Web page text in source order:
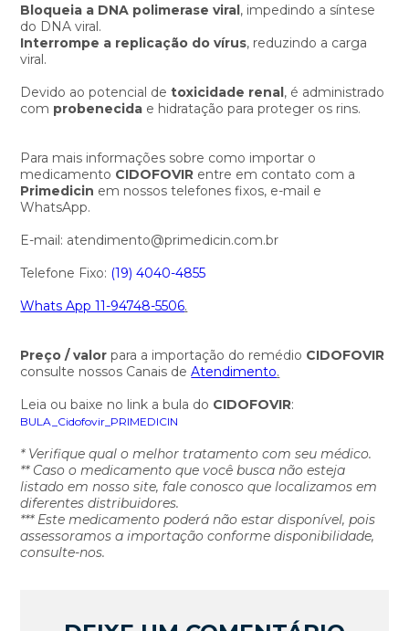
Bloqueia a DNA polimerase viral, impedindo a síntese
do DNA viral.
Interrompe a replicação do vírus, reduzindo a carga
viral.
Devido ao potencial detoxicidade renal, é administrado
com probenecida e hidratação para proteger os rins.
Para mais informações sobre como importar o
medicamento CIDOFOVIR entre em contato com a
Primedicin em nossos telefones fixos, e-mail e
WhatsApp.
E-mail: atendimento@primedicin.com.br
Telefone Fixo: (19) 4040-4855
Whats App 11-94748-5506.
Preço / valor para a importação do remédio CIDOFOVIR
consulte nossos Canais deAtendimento.
Leia ou baixe no link a bula do CIDOFOVIR:
BULA_Cidofovir_PRIMEDICIN
* Verifique qual o melhor tratamento com seu médico.
** Caso o medicamento que você busca não esteja
listado em nosso site, fale conosco que localizamos em
diferentes distribuidores.
*** Este medicamento poderá não estar disponível, pois
assessoramos a importação conforme disponibilidade,
consulte-nos.